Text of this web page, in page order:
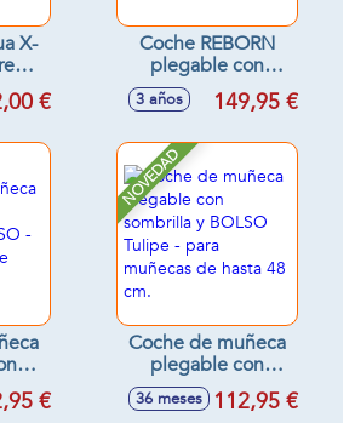
X-
- €
Coche REBORN
plegable con
sombrilla y BOLSO
Sophie - para
55 cm.
3 años 149,95 €
de€
NOVEDAD
Coche de muñeca
plegable con
sombrilla y BOLSO
Tulipe - para
36 meses 112,95 €